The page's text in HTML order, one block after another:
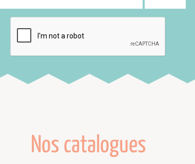
Nos catalogues